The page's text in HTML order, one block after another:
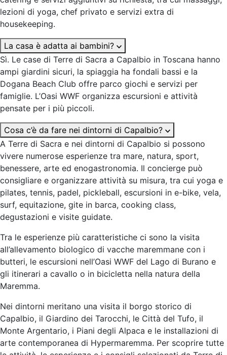
lezioni di yoga, chef privato e servizi extra di
housekeeping.
La casa è adatta ai bambini?
Sì. Le case di Terre di Sacra a Capalbio in Toscana hanno
ampi giardini sicuri, la spiaggia ha fondali bassi e la
Dogana Beach Club offre parco giochi e servizi per
famiglie. L’Oasi WWF organizza escursioni e attività
pensate per i più piccoli.
Cosa c’è da fare nei dintorni di Capalbio?
A Terre di Sacra e nei dintorni di Capalbio si possono
vivere numerose esperienze tra mare, natura, sport,
benessere, arte ed enogastronomia. Il concierge può
consigliare e organizzare attività su misura, tra cui yoga e
pilates, tennis, padel, pickleball, escursioni in e-bike, vela,
surf, equitazione, gite in barca, cooking class,
degustazioni e visite guidate.
Tra le esperienze più caratteristiche ci sono la visita
all’allevamento biologico di vacche maremmane con i
butteri, le escursioni nell’Oasi WWF del Lago di Burano e
gli itinerari a cavallo o in bicicletta nella natura della
Maremma.
Nei dintorni meritano una visita il borgo storico di
Capalbio, il Giardino dei Tarocchi, le Città del Tufo, il
Monte Argentario, i Piani degli Alpaca e le installazioni di
arte contemporanea di Hypermaremma. Per scoprire tutte